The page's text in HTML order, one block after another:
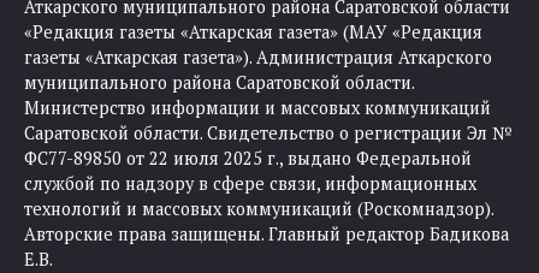
Аткарского муниципального района Саратовской области
«Редакция газеты «Аткарская газета» (МАУ «Редакция
газеты «Аткарская газета»). Администрация Аткарского
муниципального района Саратовской области.
Министерство информации и массовых коммуникаций
Саратовской области. Свидетельство о регистрации Эл №
ФС77-89850 от 22 июля 2025 г., выдано Федеральной
службой по надзору в сфере связи, информационных
технологий и массовых коммуникаций (Роскомнадзор).
Авторские права защищены. Главный редактор Бадикова
Е.В.